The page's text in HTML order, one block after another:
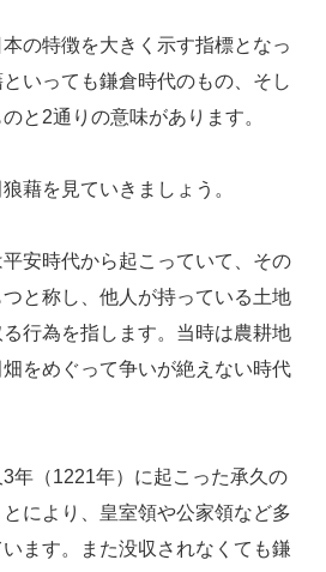
の特徴を大きく示す指標となっ
いっても鎌倉時代のもの、そし
と2通りの意味があります。
藉を見ていきましょう。
安時代から起こっていて、その
と称し、他人が持っている土地
行為を指します。当時は農耕地
をめぐって争いが絶えない時代
年（1221年）に起こった承久の
により、皇室領や公家領など多
ます。また没収されなくても鎌